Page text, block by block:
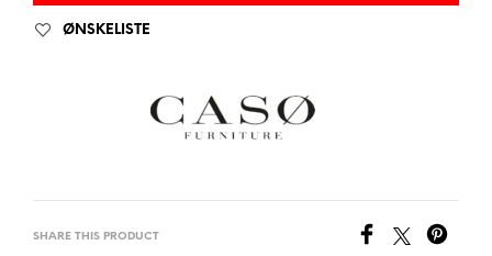
ØNSKELISTE
SHARE THIS PRODUCT